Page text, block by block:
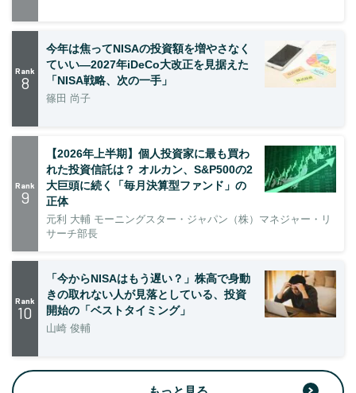
Rank
8
今年は焦ってNISAの投資額を増やさなく
ていい―2027年iDeCo大改正を見据えた
「NISA戦略、次の一手」
篠田 尚子
Rank
9
【2026年上半期】個人投資家に最も買わ
れた投資信託は？ オルカン、S&P500の2
大巨頭に続く「毎月決算型ファンド」の
正体
元利 大輔 モーニングスター・ジャパン（株）マネジャー・リ
サーチ部長
Rank
10
「今からNISAはもう遅い？」株高で身動
きの取れない人が見落としている、投資
開始の「ベストタイミング」
山崎 俊輔